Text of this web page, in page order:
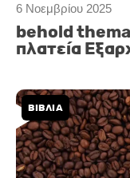
6 Νοεμβρίου 2025
behold
πλατεία
ΒΙΒΛΙΑ